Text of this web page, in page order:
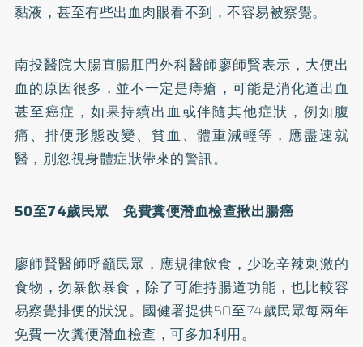
黏液，甚至有些出血肉眼看不到，不容易被察覺。
南投醫院大腸直腸肛門外科醫師廖師賢表示，大便出
血的原因很多，並不一定是痔瘡，可能是消化道出血
甚至癌症，如果持續出血或伴隨其他症狀，例如腹
痛、排便形態改變、貧血、體重減輕等，應盡速就
醫，別忽視身體症狀帶來的警訊。
50至74歲民眾 免費糞便潛血檢查揪出腸癌
廖師賢醫師呼籲民眾，應規律飲食，少吃辛辣刺激的
食物，勿暴飲暴食，除了可維持腸道功能，也比較容
易察覺排便的狀況。國健署提供50至74歲民眾每兩年
免費一次糞便潛血檢查，可多加利用。